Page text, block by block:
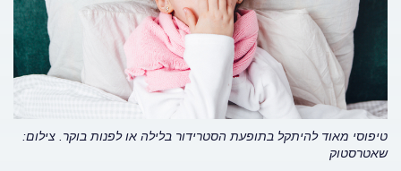
טיפוסי מאוד להיתקל בתופעת הסטרידור בלילה או לפנות בוקר. צילום:
שאטרסטוק